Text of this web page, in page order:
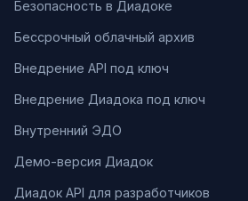
Безопасность в Диадоке
Бессрочный облачный архив
Внедрение API под ключ
Внедрение Диадока под ключ
Внутренний ЭДО
Демо-версия Диадок
Диадок API для разработчиков